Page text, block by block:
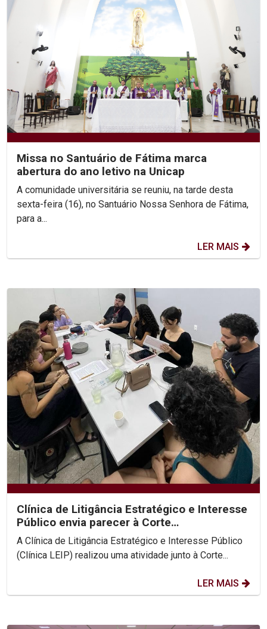
Missa no Santuário de Fátima marca
abertura do ano letivo na Unicap
A comunidade universitária se reuniu, na tarde desta
sexta-feira (16), no Santuário Nossa Senhora de Fátima,
para a...
LER MAIS
Clínica de Litigância Estratégico e Interesse
Público envia parecer à Corte
Interamericana de...
A Clínica de Litigância Estratégico e Interesse Público
(Clínica LEIP) realizou uma atividade junto à Corte...
LER MAIS